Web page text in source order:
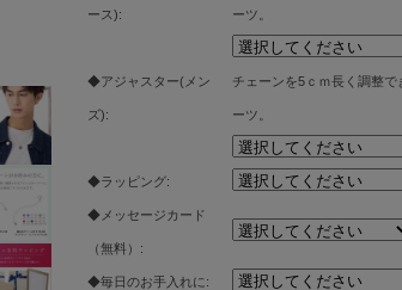
ース): ーツ。
◆アジャスター(メン
ズ):
チェーンを5ｃｍ長く調整
ーツ。
◆ラッピング:
◆メッセージカード
（無料）:
◆毎日のお手入れに: